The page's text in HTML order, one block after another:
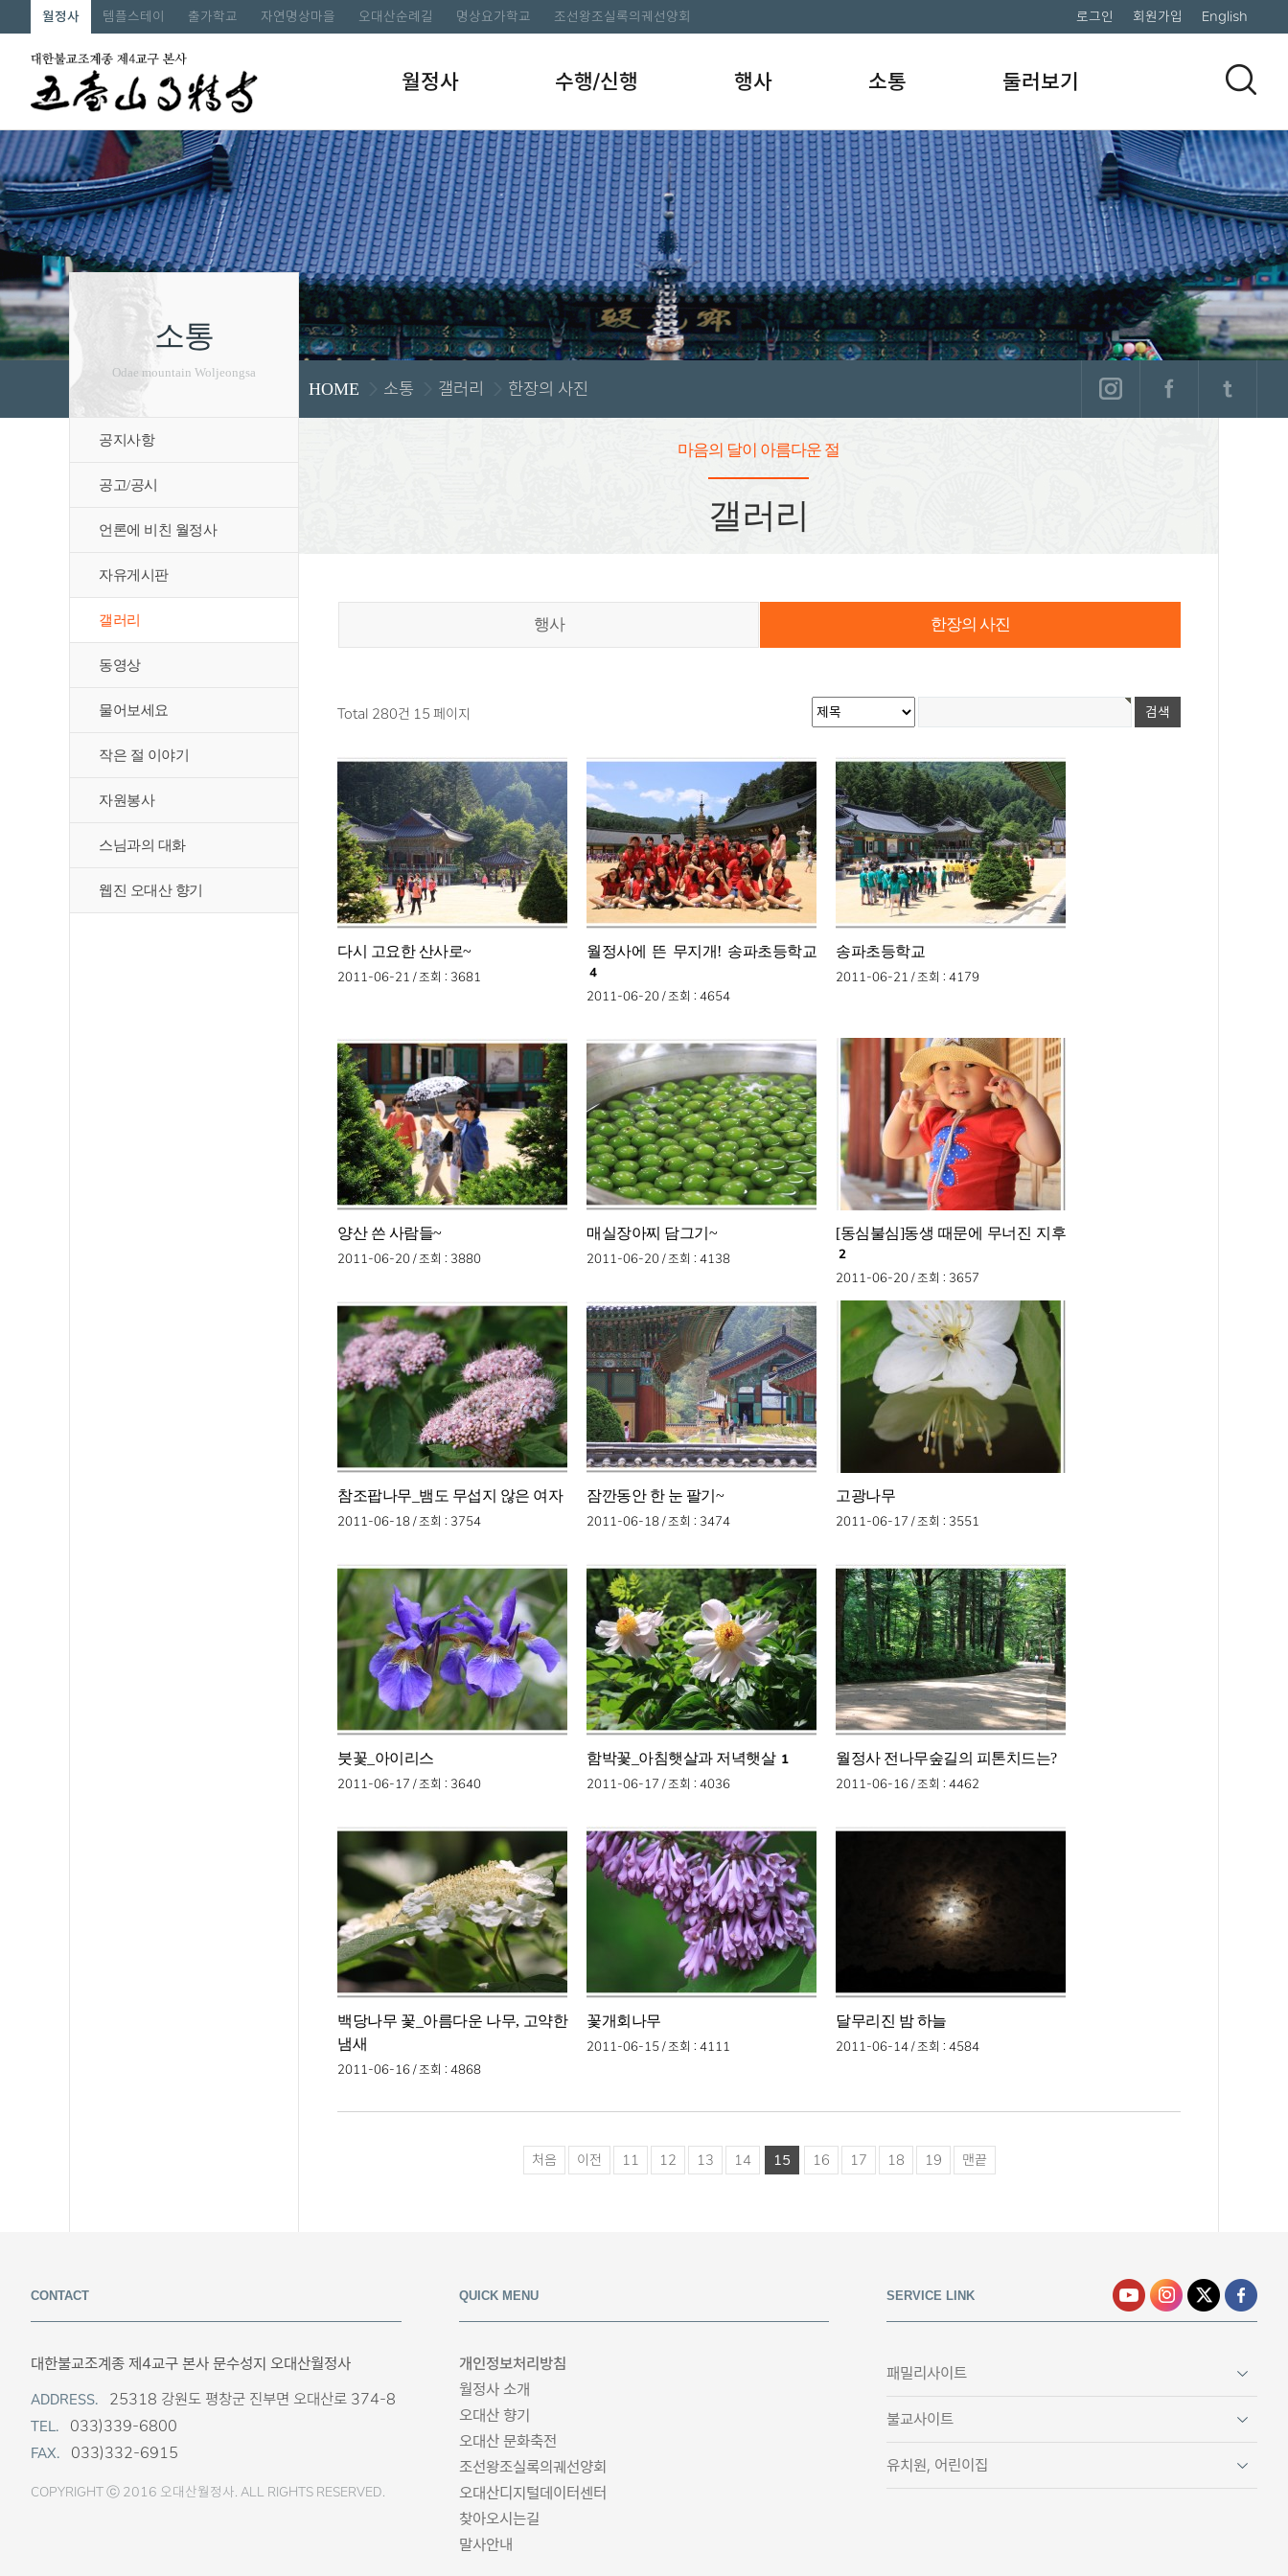
월정사 템플스테이 출가학교 자연명상마을 오대산순례길 명상요가학교 조선왕조실록의궤선양회 로그인 회원가입 English
월정사 수행/신행 행사 소통 둘러보기
소통
Odae mountain Woljeongsa
공지사항
공고/공시
언론에 비친 월정사
자유게시판
갤러리
동영상
물어보세요
작은 절 이야기
자원봉사
스님과의 대화
웹진 오대산 향기
HOME 소통 갤러리 한장의 사진
마음의 달이 아름다운 절
갤러리
행사 한장의 사진
Total 280건 15 페이지
다시 고요한 산사로~
2011-06-21 /조회 : 3681
월정사에 뜬 무지개! 송파초등학교
4
2011-06-20 /조회 : 4654
송파초등학교
2011-06-21 /조회 : 4179
양산 쓴 사람들~
2011-06-20 /조회 : 3880
매실장아찌 담그기~
2011-06-20 /조회 : 4138
[동심불심]동생 때문에 무너진 지후
2
2011-06-20 /조회 : 3657
참조팝나무_뱀도 무섭지 않은 여자
2011-06-18 /조회 : 3754
잠깐동안 한 눈 팔기~
2011-06-18 /조회 : 3474
고광나무
2011-06-17 /조회 : 3551
붓꽃_아이리스
2011-06-17 /조회 : 3640
함박꽃_아침햇살과 저녁햇살 1
2011-06-17 /조회 : 4036
월정사 전나무숲길의 피톤치드는?
2011-06-16 /조회 : 4462
백당나무 꽃_아름다운 나무, 고약한
냄새
2011-06-16 /조회 : 4868
꽃개회나무
2011-06-15 /조회 : 4111
달무리진 밤 하늘
2011-06-14 /조회 : 4584
처음 이전 11 12 13 14 15 16 17 18 19 맨끝
CONTACT
대한불교조계종 제4교구 본사 문수성지 오대산월정사
ADDRESS. 25318 강원도 평창군 진부면 오대산로 374-8
TEL. 033)339-6800
FAX. 033)332-6915
COPYRIGHT ⓒ 2016 오대산월정사. ALL RIGHTS RESERVED.
QUICK MENU
개인정보처리방침
월정사 소개
오대산 향기
오대산 문화축전
조선왕조실록의궤선양회
오대산디지털데이터센터
찾아오시는길
말사안내
SERVICE LINK
패밀리사이트
불교사이트
유치원, 어린이집